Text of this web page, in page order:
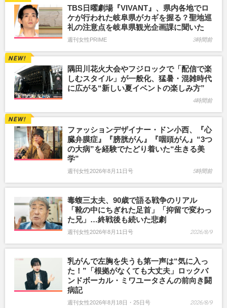
TBS日曜劇場『VIVANT』、県内各地でロ
ケが行われた岐阜県がカギを握る？聖地巡
礼の注意点を岐阜県観光企画課に聞いた
週刊女性PRIME 3時間前
隅田川花火大会やフジロックで「配信で楽
しむスタイル」が一般化、猛暑・混雑時代
に広がる“新しい夏イベントの楽しみ方”
4時間前
ファッションデザイナー・ドン小西、『心
臓弁膜症』『膀胱がん』『咽頭がん』“3つ
の大病”を経験でたどり着いた“生きる美
学”
週刊女性2026年8月11日号 5時間前
毒蝮三太夫、90歳で語る戦争のリアル
「靴の中にちぎれた足首」「抑留で変わっ
た兄」…終戦後も続いた悲劇
週刊女性2026年8月11日号 2026/8/9
乳がんで左胸を失うも第一声は“気に入っ
た！”「根拠がなくても大丈夫」ロックバ
ンドボーカル・ミワユータさんの前向き闘
病記
週刊女性2026年8月18日・25日号 2026/8/9